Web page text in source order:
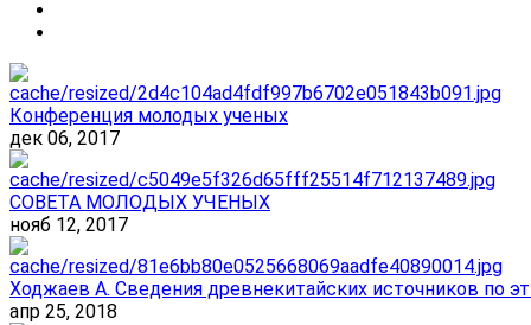
Конференция молодых ученых
дек 06, 2017
СОВЕТА МОЛОДЫХ УЧЕНЫХ
нояб 12, 2017
Ходжаев А. Сведения древнекитайских источников по
апр 25, 2018